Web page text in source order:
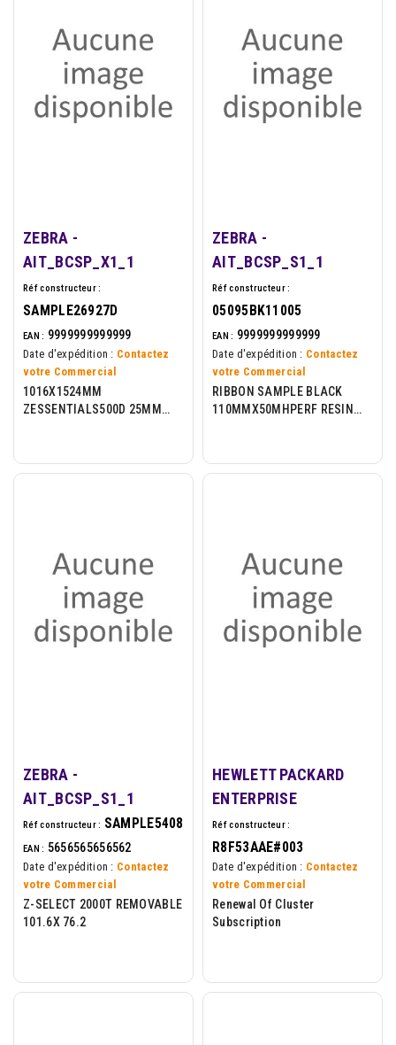
ZEBRA -
AIT_BCSP_X1_1
Réf constructeur :
SAMPLE26927D
EAN : 9999999999999
Date d'expédition : Contactez
votre Commercial
1016X1524MM
ZESSENTIALS500D 25MM
ZEBRA -
AIT_BCSP_S1_1
Réf constructeur :
05095BK11005
EAN : 9999999999999
Date d'expédition : Contactez
votre Commercial
RIBBON SAMPLE BLACK
110MMX50MHPERF RESIN
ZEBRA -
AIT_BCSP_S1_1
Réf constructeur : SAMPLE5408
EAN : 5656565656562
Date d'expédition : Contactez
votre Commercial
Z-SELECT 2000T REMOVABLE
101.6X 76.2
HEWLETT PACKARD
ENTERPRISE
Réf constructeur :
R8F53AAE#003
Date d'expédition : Contactez
votre Commercial
Renewal Of Cluster
Subscription